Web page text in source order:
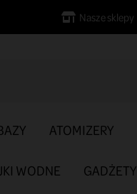
Nasze sklepy
ATOMIZERY
WODNE GADŻETY